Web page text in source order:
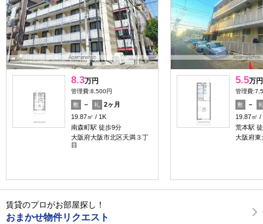
8.3万円
管理費:8,500円
敷 － 礼
2ヶ月
19.87㎡
1K
南森町駅 徒歩9分
大阪府大阪市北区天満３丁
目
5.5万円
管理費
敷 －
19.87㎡
荒本駅
大阪府東
賃貸のプロがお部屋探し！
おまかせ物件リクエスト